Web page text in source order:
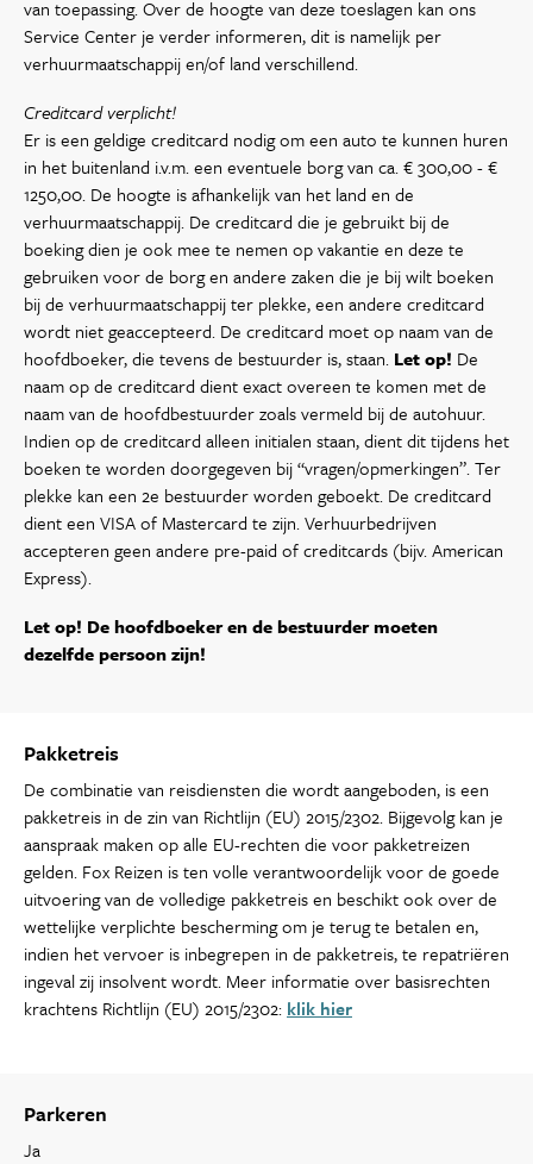
van toepassing. Over de hoogte van deze toeslagen kan ons
Service Center je verder informeren, dit is namelijk per
verhuurmaatschappij en/of land verschillend.
Creditcard verplicht!
Er is een geldige creditcard nodig om een auto te kunnen huren
in het buitenland i.v.m. een eventuele borg van ca. € 300,00 - €
1250,00. De hoogte is afhankelijk van het land en de
verhuurmaatschappij. De creditcard die je gebruikt bij de
boeking dien je ook mee te nemen op vakantie en deze te
gebruiken voor de borg en andere zaken die je bij wilt boeken
bij de verhuurmaatschappij ter plekke, een andere creditcard
wordt niet geaccepteerd. De creditcard moet op naam van de
hoofdboeker, die tevens de bestuurder is, staan. Let op! De
naam op de creditcard dient exact overeen te komen met de
naam van de hoofdbestuurder zoals vermeld bij de autohuur.
Indien op de creditcard alleen initialen staan, dient dit tijdens het
boeken te worden doorgegeven bij “vragen/opmerkingen”. Ter
plekke kan een 2e bestuurder worden geboekt. De creditcard
dient een VISA of Mastercard te zijn. Verhuurbedrijven
accepteren geen andere pre-paid of creditcards (bijv. American
Express).
Let op! De hoofdboeker en de bestuurder moeten
dezelfde persoon zijn!
Pakketreis
De combinatie van reisdiensten die wordt aangeboden, is een
pakketreis in de zin van Richtlijn (EU) 2015/2302. Bijgevolg kan je
aanspraak maken op alle EU-rechten die voor pakketreizen
gelden. Fox Reizen is ten volle verantwoordelijk voor de goede
uitvoering van de volledige pakketreis en beschikt ook over de
wettelijke verplichte bescherming om je terug te betalen en,
indien het vervoer is inbegrepen in de pakketreis, te repatriëren
ingeval zij insolvent wordt. Meer informatie over basisrechten
krachtens Richtlijn (EU) 2015/2302: klik hier
Parkeren
Ja